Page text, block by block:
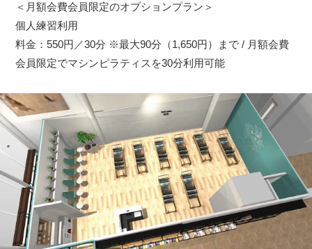
＜月額会費会員限定のオプションプラン＞
個人練習利用
料金：550円／30分 ※最大90分（1,650円）まで / 月額会費
会員限定でマシンピラティスを30分利用可能